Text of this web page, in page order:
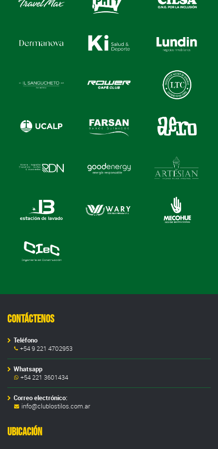
Contáctenos
Teléfono
+54 9 221 4702953
Whatsapp
+54 221 3601434
Correo electrónico:
info@clublostilos.com.ar
Ubicación